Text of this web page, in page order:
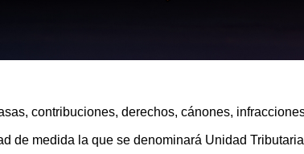
contribuciones, derechos, cánones,
de medida la que se denominará Unidad